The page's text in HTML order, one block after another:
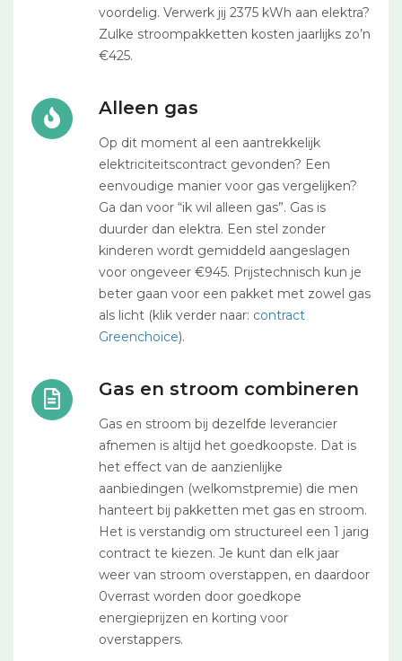
voordelig. Verwerk jij 2375 kWh aan elektra?
Zulke stroompakketten kosten jaarlijks zo’n
€425.
Alleen gas
Op dit moment al een aantrekkelijk
elektriciteitscontract gevonden? Een
eenvoudige manier voor gas vergelijken?
Ga dan voor “ik wil alleen gas”. Gas is
duurder dan elektra. Een stel zonder
kinderen wordt gemiddeld aangeslagen
voor ongeveer €945. Prijstechnisch kun je
beter gaan voor een pakket met zowel gas
als licht (klik verder naar: contract
Greenchoice).
Gas en stroom combineren
Gas en stroom bij dezelfde leverancier
afnemen is altijd het goedkoopste. Dat is
het effect van de aanzienlijke
aanbiedingen (welkomstpremie) die men
hanteert bij pakketten met gas en stroom.
Het is verstandig om structureel een 1 jarig
contract te kiezen. Je kunt dan elk jaar
weer van stroom overstappen, en daardoor
0verrast worden door goedkope
energieprijzen en korting voor
overstappers.